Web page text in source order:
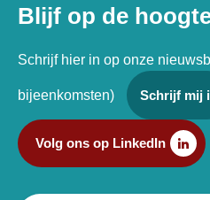
Blijf op de
Schrijf hier in op onze
bijeenkomsten) Schrijf mij
Volg ons op LinkedIn